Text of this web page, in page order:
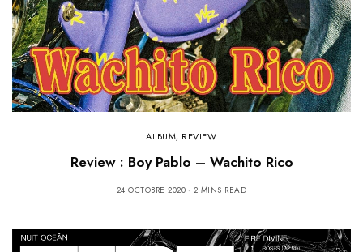
ALBUM, REVIEW
Review : Boy Pablo – Wachito Rico
24 OCTOBRE 2020 2 MINS READ